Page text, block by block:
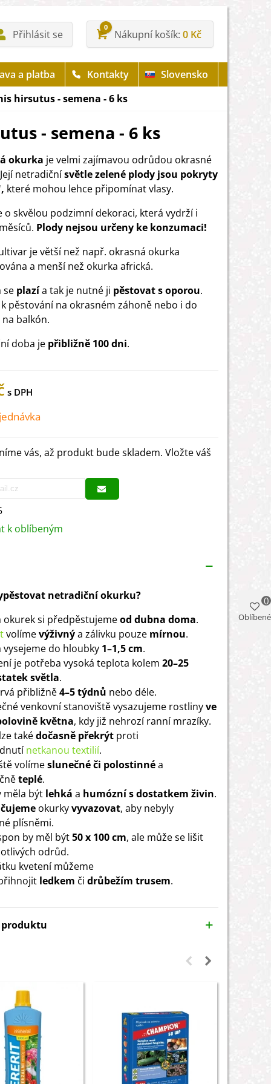
Přihlásit se
0
Nákupní košík 0 Kč
a platba Kontakty
Slovensko
hirsutus - semena - 6 ks
- semena - 6 ks
okurka je velmi zajímavou odrůdou okrasné
netradičnísvětle zelené plody jsou pokryty
které mohou lehce připomínat vlasy.
o skvělou podzimní dekoraci, která vydrží i
Plody nejsou určeny ke konzumaci!
je větší než např. okrasná okurka
a menší než okurka africká.
se plazía tak je nutné ji pěstovat s oporou.
pěstování na okrasném záhoně nebo i do
balkón.
doba je přibližně 100 dni.
vás, až produkt bude skladem. Vložte váš
k oblíbeným
netradiční okurku?
okurek si předpěstujemeod dubna doma.
volímevýživnýa zálivku pouze mírnou.
vysejeme do hloubky 1–1,5 cm.
je potřeba vysoká teplota kolem 20–25
světla.
přibližně4–5 týdnů nebo déle.
venkovní stanoviště vysazujeme rostlinyve
května, kdy již nehrozí ranní mrazíky.
takédočasně překrýt proti
netkanou textilií.
volímeslunečné či polostinnéa
teplé.
měla být lehká a humózní s dostatkem živin.
okurkyvyvazovat, aby nebyly
plísněmi.
by měl být50 x 100 cm, ale může se lišit
odrůd.
kvetení můžeme
ledkem či drůbežím trusem.
Oblíbené
0